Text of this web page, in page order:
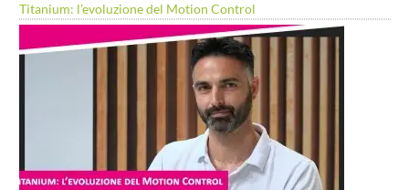
Titanium: l’evoluzione del Motion Control